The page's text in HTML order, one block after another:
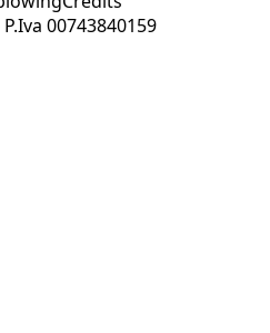
00743840159